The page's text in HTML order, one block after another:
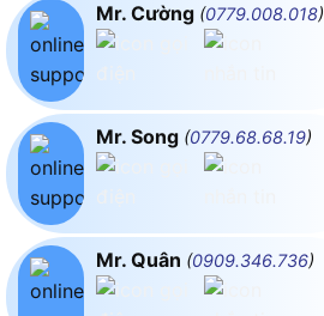
Mr. Cường (0779.008.018)
Mr. Song (0779.68.68.19)
Mr. Quân (0909.346.736)